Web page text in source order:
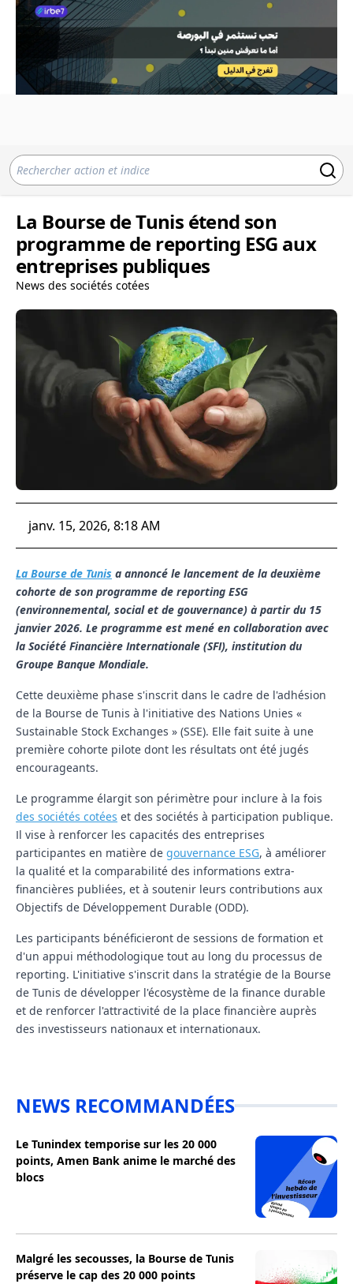
La Bourse de Tunis étend son
programme de reporting ESG aux
entreprises publiques
News des sociétés cotées
janv. 15, 2026, 8:18 AM
La Bourse de Tunis a annoncé le lancement de la deuxième
cohorte de son programme de reporting ESG
(environnemental, social et de gouvernance) à partir du 15
janvier 2026. Le programme est mené en collaboration avec
la Société Financière Internationale (SFI), institution du
Groupe Banque Mondiale.
Cette deuxième phase s'inscrit dans le cadre de l'adhésion
de la Bourse de Tunis à l'initiative des Nations Unies «
Sustainable Stock Exchanges » (SSE). Elle fait suite à une
première cohorte pilote dont les résultats ont été jugés
encourageants.
Le programme élargit son périmètre pour inclure à la fois
des sociétés cotées et des sociétés à participation publique.
Il vise à renforcer les capacités des entreprises
participantes en matière de gouvernance ESG, à améliorer
la qualité et la comparabilité des informations extra-
financières publiées, et à soutenir leurs contributions aux
Objectifs de Développement Durable (ODD).
Les participants bénéficieront de sessions de formation et
d'un appui méthodologique tout au long du processus de
reporting. L'initiative s'inscrit dans la stratégie de la Bourse
de Tunis de développer l'écosystème de la finance durable
et de renforcer l'attractivité de la place financière auprès
des investisseurs nationaux et internationaux.
NEWS RECOMMANDÉES
Le Tunindex temporise sur les 20 000
points, Amen Bank anime le marché des
blocs
Malgré les secousses, la Bourse de Tunis
préserve le cap des 20 000 points